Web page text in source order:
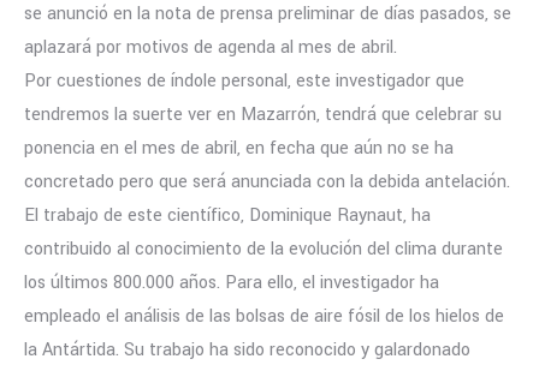
se anunció en la nota de prensa preliminar de días pasados, se
aplazará por motivos de agenda al mes de abril.
Por cuestiones de índole personal, este investigador que
tendremos la suerte ver en Mazarrón, tendrá que celebrar su
ponencia en el mes de abril, en fecha que aún no se ha
concretado pero que será anunciada con la debida antelación.
El trabajo de este científico, Dominique Raynaut, ha
contribuido al conocimiento de la evolución del clima durante
los últimos 800.000 años. Para ello, el investigador ha
empleado el análisis de las bolsas de aire fósil de los hielos de
la Antártida. Su trabajo ha sido reconocido y galardonado